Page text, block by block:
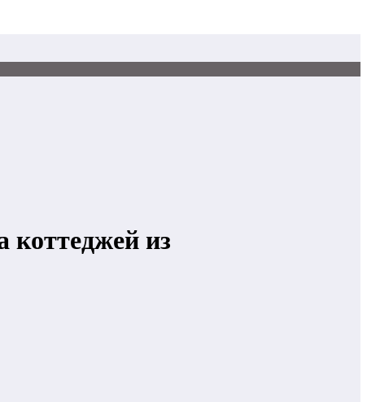
коттеджей из